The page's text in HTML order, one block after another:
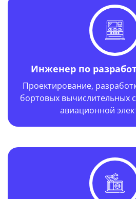
Инженер по
Проектирование,
бортовых вычислительных
авиационной